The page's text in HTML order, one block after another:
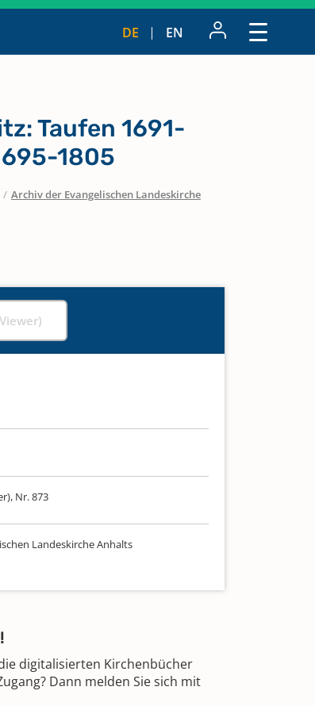
DE EN
Taufen 1691-
1805
/ Archiv der Evangelischen Landeskirche
Nr. 873
Landeskirche Anhalts
digitalisierten Kirchenbücher
Dann melden Sie sich mit